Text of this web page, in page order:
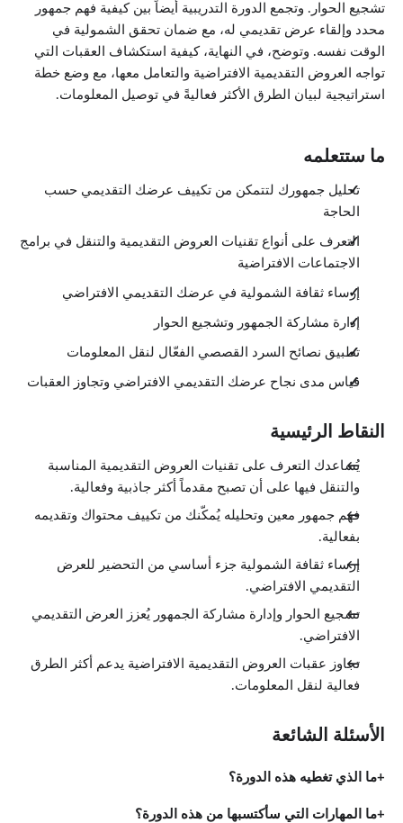
تشجيع الحوار. وتجمع الدورة التدريبية أيضاً بين كيفية فهم جمهور
محدد وإلقاء عرض تقديمي له، مع ضمان تحقق الشمولية في
الوقت نفسه. وتوضح، في النهاية، كيفية استكشاف العقبات التي
تواجه العروض التقديمية الافتراضية والتعامل معها، مع وضع خطة
استراتيجية لبيان الطرق الأكثر فعاليةً في توصيل المعلومات.
ما ستتعلمه
تحليل جمهورك لتتمكن من تكييف عرضك التقديمي حسب
الحاجة
التعرف على أنواع تقنيات العروض التقديمية والتنقل في برامج
الاجتماعات الافتراضية
إرساء ثقافة الشمولية في عرضك التقديمي الافتراضي
إدارة مشاركة الجمهور وتشجيع الحوار
تطبيق نصائح السرد القصصي الفعّال لنقل المعلومات
قياس مدى نجاح عرضك التقديمي الافتراضي وتجاوز العقبات
النقاط الرئيسية
يُساعدك التعرف على تقنيات العروض التقديمية المناسبة
والتنقل فيها على أن تصبح مقدماً أكثر جاذبية وفعالية.
فهم جمهور معين وتحليله يُمكّنك من تكييف محتواك وتقديمه
بفعالية.
إرساء ثقافة الشمولية جزء أساسي من التحضير للعرض
التقديمي الافتراضي.
تشجيع الحوار وإدارة مشاركة الجمهور يُعزز العرض التقديمي
الافتراضي.
تجاوز عقبات العروض التقديمية الافتراضية يدعم أكثر الطرق
فعالية لنقل المعلومات.
الأسئلة الشائعة
ما الذي تغطيه هذه الدورة؟
ما المهارات التي سأكتسبها من هذه الدورة؟